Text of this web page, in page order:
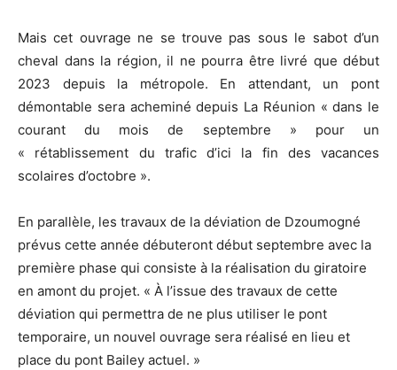
Mais cet ouvrage ne se trouve pas sous le sabot d’un
cheval dans la région, il ne pourra être livré que début
2023 depuis la métropole. En attendant, un pont
démontable sera acheminé depuis La Réunion « dans le
courant du mois de septembre » pour un
« rétablissement du trafic d’ici la fin des vacances
scolaires d’octobre ».
En parallèle, les travaux de la déviation de Dzoumogné
prévus cette année débuteront début septembre avec la
première phase qui consiste à la réalisation du giratoire
en amont du projet. « À l’issue des travaux de cette
déviation qui permettra de ne plus utiliser le pont
temporaire, un nouvel ouvrage sera réalisé en lieu et
place du pont Bailey actuel. »